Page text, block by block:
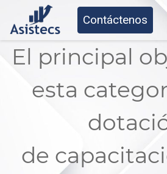
Contáctenos
El principal
esta
de